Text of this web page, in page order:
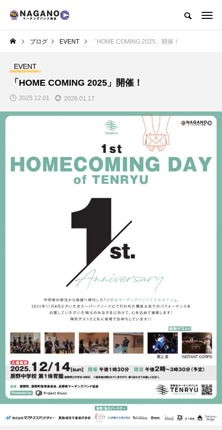
長野県マーチングバンド協会公式WEBサイト
協会概要 各ポリシーについて
NEW POST
影した動画の利用につ
まとめ スポンサー 協会員情報
協会情報 年間計画 指導者
ブログ EVENT 「HOME COMING 2025」開催！
EVENT
「HOME COMING 2025」開催！
2025.12.01 2026.01.17